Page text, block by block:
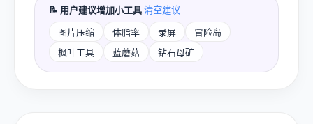
📝 用户建议增加小工具清空建议
图片压缩
体脂率 录屏
冒险岛
枫叶工具
蓝蘑菇 钻石母矿